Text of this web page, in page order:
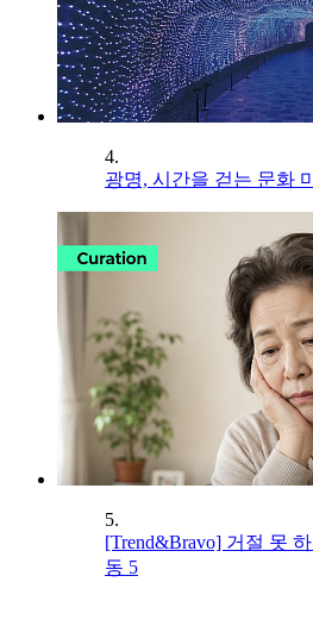
4.
광명, 시간을 걷는 문화
5.
[Trend&Bravo] 거절 못
동 5